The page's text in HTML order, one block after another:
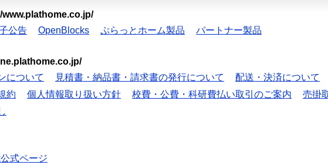
www.plathome.co.jp/
公告 OpenBlocks ぷらっとホーム製品 パートナー製品
について 見積書・納品書・請求書の発行について 配送・決済について
約 個人情報取り扱い方針 校費・公費・科研費払い取引のご案内 売掛
式ページ